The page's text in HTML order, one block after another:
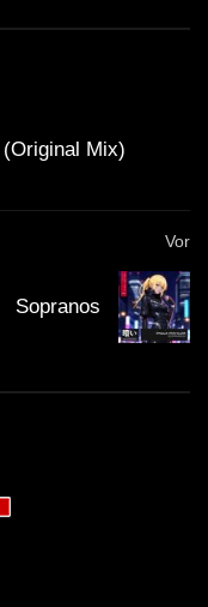
Overstayer
Mix)
Vor
Sopranos